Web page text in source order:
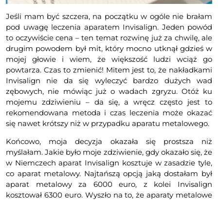
Jeśli mam być szczera, na początku w ogóle nie brałam
pod uwagę leczenia aparatem Invisalign. Jeden powód
to oczywiście cena – ten temat rozwinę już za chwilę, ale
drugim powodem był mit, który mocno utknął gdzieś w
mojej głowie i wiem, że większość ludzi wciąż go
powtarza. Czas to zmienić! Mitem jest to, że nakładkami
Invisalign nie da się wyleczyć bardzo dużych wad
zębowych, nie mówiąc już o wadach zgryzu. Otóż ku
mojemu zdziwieniu – da się, a wręcz często jest to
rekomendowana metoda i czas leczenia może okazać
się nawet krótszy niż w przypadku aparatu metalowego.
Końcowo, moja decyzja okazała się prostsza niż
myślałam. Jakie było moje zdziwienie, gdy okazało się, że
w Niemczech aparat Invisalign kosztuje w zasadzie tyle,
co aparat metalowy. Najtańszą opcją jaką dostałam był
aparat metalowy za 6000 euro, z kolei Invisalign
kosztował 6300 euro. Wyszło na to, że aparaty metalowe